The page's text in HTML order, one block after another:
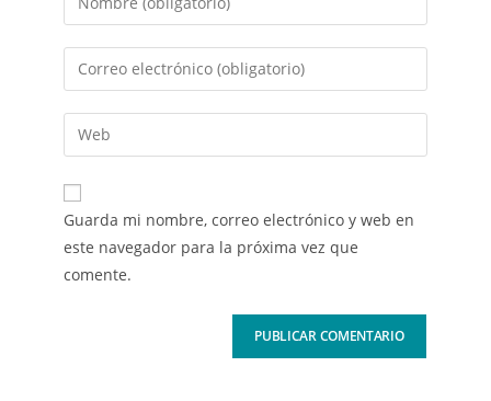
Guarda mi nombre, correo electrónico y web en
este navegador para la próxima vez que
comente.